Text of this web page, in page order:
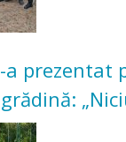
a prezentat
această